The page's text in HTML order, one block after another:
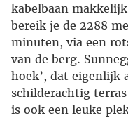
kabelbaan
bereik je de 2288
minuten, via een
van de berg.
hoek’, dat eigenlijk
schilderachtig
is ook een leuke